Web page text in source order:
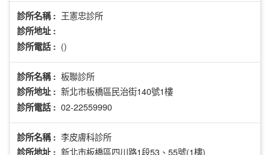
診所名稱 : 王憲忠診所
診所地址 :
診所電話 : ()
診所名稱 : 板聯診所
診所地址 : 新北市板橋區民治街140號1樓
診所電話 : 02-22559990
診所名稱 : 李皮膚科診所
診所地址 : 新北市板橋區四川路1段53、55號(1樓)